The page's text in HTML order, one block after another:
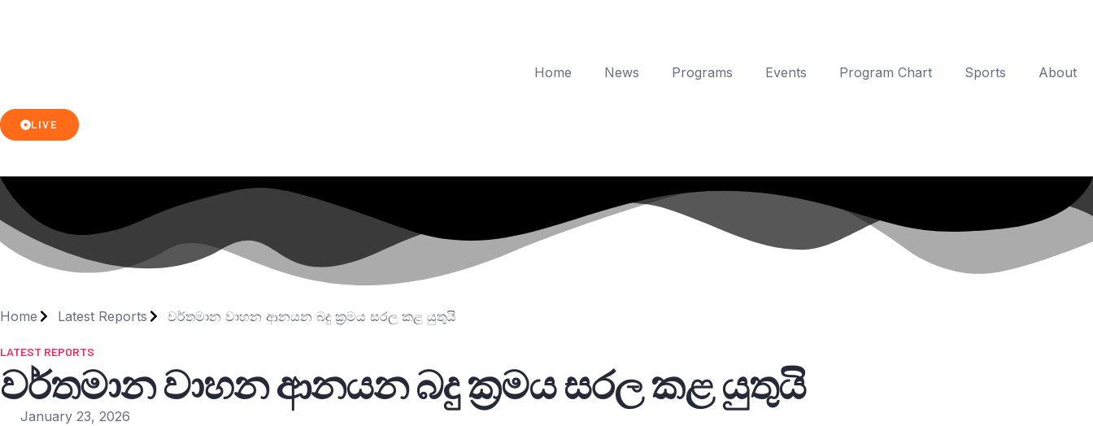
Home News Programs Events Program Chart Sports About
LIVE
Home Latest Reports වර්තමාන වාහන ආනයන බදු ක්‍රමය සරල කළ යුතුයි
LATEST REPORTS
වර්තමාන වාහන ආනයන බදු ක්‍රමය සරල කළ යුතුයි
January 23, 2026